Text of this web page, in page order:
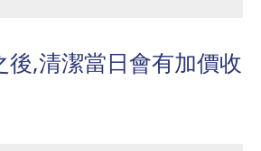
後,清潔當日會有加價收